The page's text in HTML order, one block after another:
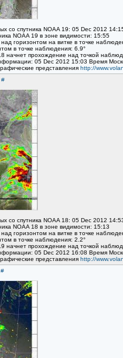
со спутника NOAA 19: 05 Dec 2012
NOAA 19 в зоне видимости: 15:55
горизонтом на витке в точке
в точке наблюдения: 6.9°
начнет прохождение над точкой
05 Dec 2012 15:03 Время
представления http://
#
со спутника NOAA 18: 05 Dec 2012
NOAA 18 в зоне видимости: 15:13
горизонтом на витке в точке
в точке наблюдения: 2.2°
начнет прохождение над точкой
05 Dec 2012 16:08 Время
представления http://
#